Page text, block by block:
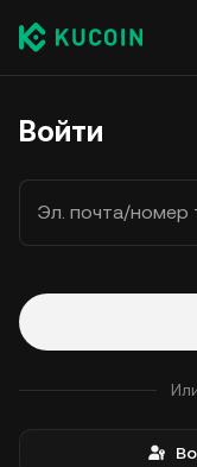
Войти
Эл. почта/номер